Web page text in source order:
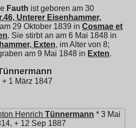
Fauth ist geboren am 30
Unterer Eisenhammer,
29 Oktober 1839 in Cosmae et
. Sie stirbt an am 6 Mai 1848 in
Exten, im Alter von 8;
am 9 Mai 1848 in Exten.
1 März 1847
Henrich Tünnermann * 3 Mai
+ 12 Sep 1887